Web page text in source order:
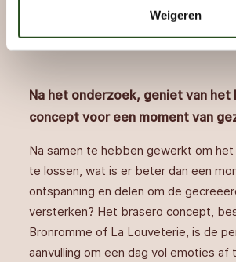
Weigeren
Na het onderzoek, geniet van het
concept voor een moment van
Na samen te hebben gewerkt om
te lossen, wat is er beter dan een
ontspanning en delen om de
versterken? Het brasero concept,
Bronromme of La Louveterie, is de
aanvulling om een dag vol emoties af